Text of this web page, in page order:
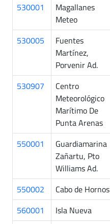
530001
Magallanes
Meteo
530005
Fuentes
Martínez,
Porvenir Ad.
530907
Centro
Meteorológico
Marítimo De
Punta Arenas
550001
Guardiamarina
Zañartu, Pto
Williams Ad.
550002 Cabo de Hornos
560001
Isla Nueva